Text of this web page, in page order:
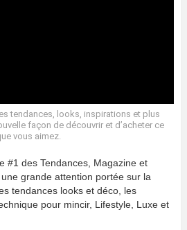
tendances, looks, inspirations et plus
façon de découvrir et d’acheter ce
vous aimez.
#1 des Tendances, Magazine et
grande attention portée sur la
tendances looks et déco, les
pour mincir, Lifestyle, Luxe et